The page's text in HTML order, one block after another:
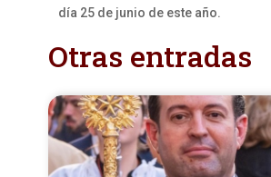
día 25 de junio de este año.
Otras entradas